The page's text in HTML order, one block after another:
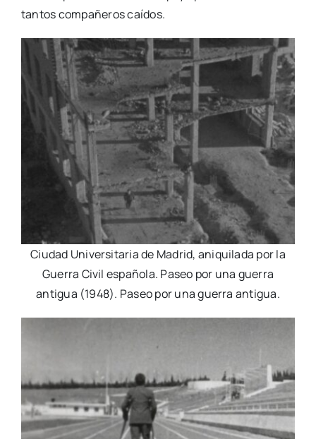
tantos compañeros caídos.
Ciudad Universitaria de Madrid, aniquilada por la
Guerra Civil española. Paseo por una guerra
antigua (1948). Paseo por una guerra antigua.